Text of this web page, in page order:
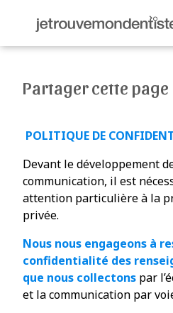
Partager cette page
POLITIQUE DE
Devant le développement
communication, il est
attention particulière à la
privée.
Nous nous engageons à
confidentialité des
que nous collectons par
et la communication par